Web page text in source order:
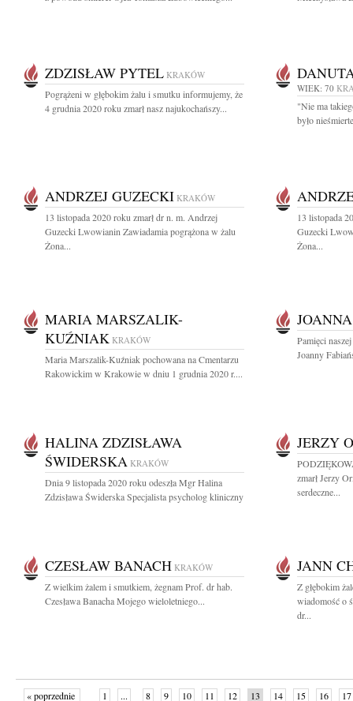
ZDZISŁAW PYTEL KRAKÓW
Pogrążeni w głębokim żalu i smutku informujemy, że
4 grudnia 2020 roku zmarł nasz najukochańszy...
WIEK: 70
"Nie ma
było
ANDRZEJ GUZECKI KRAKÓW
13 listopada 2020 roku zmarł dr n. m. Andrzej
Guzecki Lwowianin Zawiadamia pogrążona w żalu
Żona...
13 listopada
Guzecki
Żona...
MARIA MARSZALIK-
KUŹNIAK KRAKÓW
Maria Marszalik-Kuźniak pochowana na Cmentarzu
Rakowickim w Krakowie w dniu 1 grudnia 2020 r....
Pamięci
Joanny
HALINA ZDZISŁAWA
ŚWIDERSKA KRAKÓW
Dnia 9 listopada 2020 roku odeszła Mgr Halina
Zdzisława Świderska Specjalista psycholog kliniczny
JERZY
zmarł Jerzy
serdeczne...
CZESŁAW BANACH KRAKÓW
Z wielkim żalem i smutkiem, żegnam Prof. dr hab.
Czesława Banacha Mojego wieloletniego...
JANN
Z głębokim
wiadomość o
dr...
« poprzednie 1 ... 8 9 10 11 12 13 14 15 16 17